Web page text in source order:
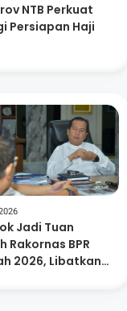
NTB Perkuat
Persiapan Haji
Jadi Tuan
Rakornas BPR
2026, Libatkan